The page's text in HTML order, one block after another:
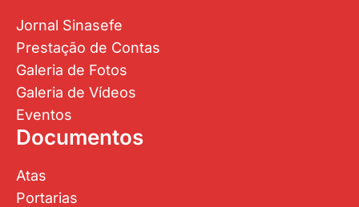
Jornal Sinasefe
Prestação de Contas
Galeria de Fotos
Galeria de Vídeos
Eventos
Documentos
Atas
Portarias